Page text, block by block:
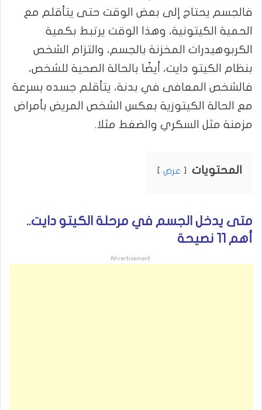
فالجسم يحتاج إلى بعض الوقت حتى يتأقلم مع
الحمية الكيتونية، وهذا الوقت يرتبط بكمية
الكربوهيدرات المخزنة بالجسم، والتزام الشخص
بنظام الكيتو دايت، أيضًا بالحالة الصحية للشخص،
فالشخص المعافى في بدنة، يتأقلم جسده بسرعة
مع الحالة الكيتوزية بعكس الشخص المريض بأمراض
مزمنة مثل السكري والضغط مثلا.
المحتويات عرض
متى يدخل الجسم في مرحلة الكيتو دايت..
أهم 11 نصيحة
Advertisement